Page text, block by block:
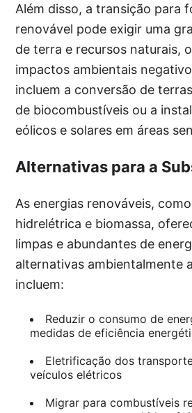
Além disso, a transição para
renovável pode exigir uma
de terra e recursos naturais,
impactos ambientais
incluem a conversão de
de biocombustíveis ou a
eólicos e solares em áreas
Alternativas para a
As energias renováveis,
hidrelétrica e biomassa,
limpas e abundantes de
alternativas ambientalmente
incluem:
Reduzir o consumo de
medidas de eficiência
Eletrificação dos
veículos elétricos
Migrar para combustíveis